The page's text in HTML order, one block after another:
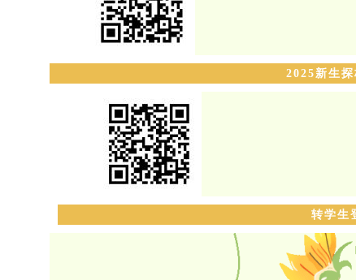
2025 新生
转学生